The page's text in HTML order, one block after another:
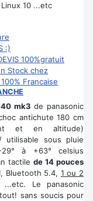
10 ...etc
:)
100%gratuit
40 mk3 de panasonic
antichute 180 cm
et en altitude)
utilisable sous pluie
à +63° celsius
tactilede 14 pouces
Bluetooth 5.4, 1 ou 2
Le panasonic
sans soucis pour